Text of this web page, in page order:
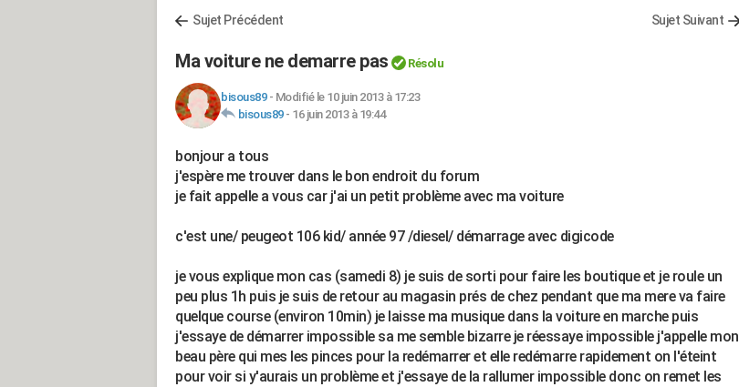
Sujet Précédent Sujet Suivant
Ma voiture ne demarre pas Résolu
bisous89- Modifié le 10 juin 2013 à 17:23
bisous89- 16 juin 2013 à 19:44
bonjour a tous
j'espère me trouver dans le bon endroit du forum
je fait appelle a vous car j'ai un petit problème avec ma voiture
c'est une/ peugeot 106 kid/ année 97 /diesel/ démarrage avec digicode
je vous explique mon cas (samedi 8) je suis de sorti pour faire les boutique et je roule un
peu plus 1h puis je suis de retour au magasin prés de chez pendant que ma mere va faire
quelque course (environ 10min) je laisse ma musique dans la voiture en marche puis
j'essaye de démarrer impossible sa me semble bizarre je réessaye impossible j'appelle mon
beau père qui mes les pinces pour la redémarrer et elle redémarre rapidement on l'éteint
pour voir si y'aurais un problème et j'essaye de la rallumer impossible donc on remet les